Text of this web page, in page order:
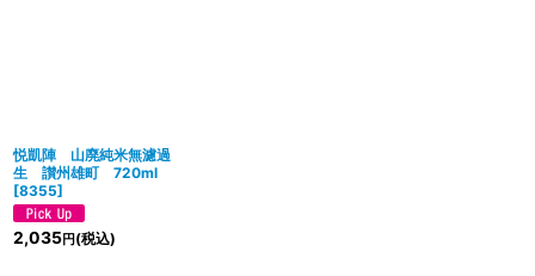
悦凱陣 山廃純米無濾過
生 讃州雄町 720ml
[8355]
2,035円 (税込)